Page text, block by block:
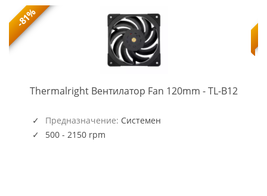
-81%
Thermalright Вентилатор Fan 120mm - TL-B12TL-
Предназначение: Системен
500 - 2150 rpm